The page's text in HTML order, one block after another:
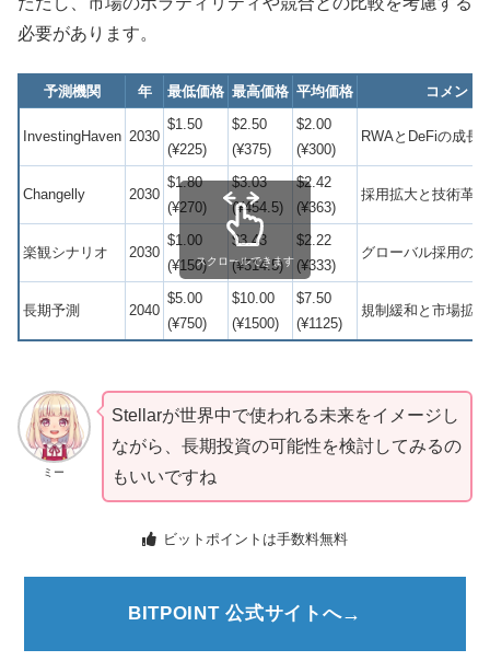
必要があります。
予測機関 年 最低価格 最高価格 平均価格 コメント
InvestingHaven 2030
$1.50
(¥225)
$2.50
(¥375)
$2.00
(¥300)
RWAとDeFiの成長
Changelly 2030
$1.80
(¥270)
$3.03
(¥454.5)
$2.42
(¥363)
採用拡大と技術革
楽観シナリオ 2030
$1.00
(¥150)
$3.43
(¥514.5)
$2.22
(¥333)
グローバル採用の
長期予測 2040
$5.00
(¥750)
$10.00
(¥1500)
$7.50
(¥1125)
規制緩和と市場拡
スクロールできます
ミー
Stellarが世界中で使われる未来をイメージし
ながら、長期投資の可能性を検討してみるの
もいいですね
ビットポイントは手数料無料
BITPOINT 公式サイトへ